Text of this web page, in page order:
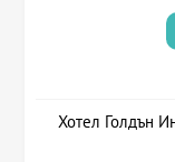
Хотел Голдън